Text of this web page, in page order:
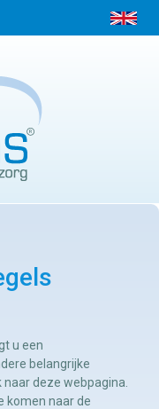
u een
belangrijke
deze webpagina.
komen naar de